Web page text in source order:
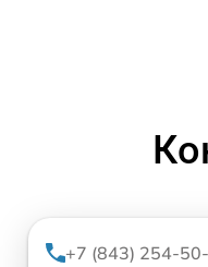
+7 (843) 254-